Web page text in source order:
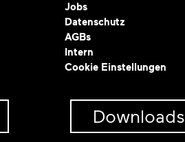
Jobs
Datenschutz
AGBs
Intern
Cookie Einstellungen
Downloads